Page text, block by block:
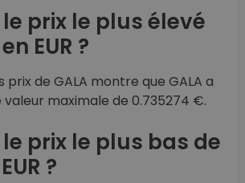
prix le plus élevé
EUR ?
prix de GALA montre que GALA a
maximale de 0.735274 €.
prix le plus bas de
?